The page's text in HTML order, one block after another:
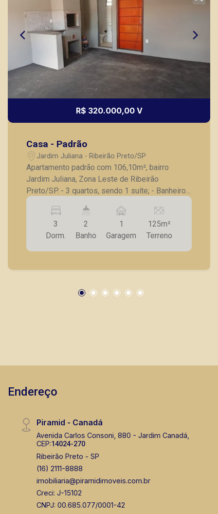
R$ 320.000,00 V
Casa - Padrão
Jardim Juliana - Ribeirão Preto/SP
Apartamento padrão com 106,10m², bairro
Jardim Juliana, Zona Leste de Ribeirão
Preto/SP. - 3 quartos, sendo 1 suíte; - Banheiro
social; - Sala para 2 ambientes; - Varanda; -
Cozinha com armários planejados e cooktop; -
Área de serviço individualizada; - 1 vaga de
garagem coberta. A Piramid tem como objetivo
atender seus clientes com agilidade e
prontos, usados ou mesmo nos principais
3
Dorm.
2
Banho
1
Garagem
125m²
Terreno
Endereço
Piramid - Canadá
Avenida Carlos Consoni, 880 - Jardim Canadá,
CEP:14024-270
Ribeirão Preto - SP
(16) 2111-8888
imobiliaria@piramidimoveis.com.br
Creci: J-15102
CNPJ: 00.685.077/0001-42